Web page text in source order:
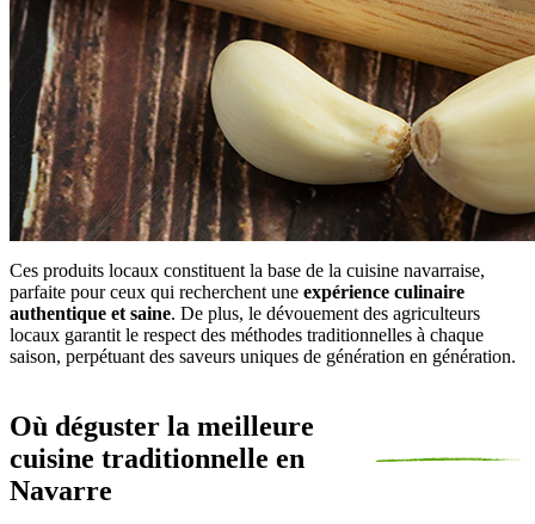
Ces produits locaux constituent la base de la cuisine navarraise,
parfaite pour ceux qui recherchent une expérience culinaire
authentique et saine. De plus, le dévouement des agriculteurs
locaux garantit le respect des méthodes traditionnelles à chaque
saison, perpétuant des saveurs uniques de génération en génération.
Où déguster la meilleure
cuisine traditionnelle en
Navarre